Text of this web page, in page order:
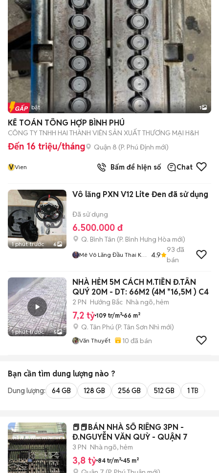
Tin nổi bật 1
KẾ TOÁN TÔNG HỢP BÌNH PHÚ
CÔNG TY TNHH HAI THÀNH VIÊN SẢN XUẤT THƯƠNG MẠI H&H
Đến 16 triệu/tháng Quận 8 (P. Phú Định mới)
VVien Bấm để hiện số Chat
1 phút trước 6
Vô lăng PXN V12 Lite Đen đã sử dụng
Đã sử dụng
6.500.000 đ
Q. Bình Tân (P. Bình Hưng Hòa mới)
Mê Vô Lăng Đầu Thai K
4.9
93 đã
bán
1 phút trước 5
NHÀ HẺM 5M CÁCH M.TIỀN Đ.TÂN
QUÝ 20M - DT: 66M2 (4M *16,5M ) C4
2 PN Hướng Bắc Nhà ngõ, hẻm
7,2 tỷ 109 tr/m² 66 m²
Q. Tân Phú (P. Tân Sơn Nhì mới)
Văn Thuyết 10 đã bán
Bạn cần tìm dung lượng nào ?
Dung lượng: 64 GB 128 GB 256 GB 512 GB 1 TB
📕📕BÁN NHÀ SỔ RIÊNG 3PN -
Đ.NGUYỄN VĂN QUỲ - QUẬN 7
3 PN Nhà ngõ, hẻm
3,8 tỷ 84 tr/m² 45 m²